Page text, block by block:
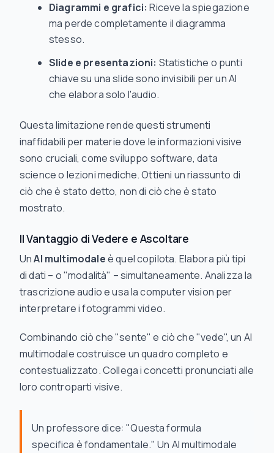
Diagrammi e grafici: Riceve la spiegazione
ma perde completamente il diagramma
stesso.
Slide e presentazioni: Statistiche o punti
chiave su una slide sono invisibili per un AI
che elabora solo l'audio.
Questa limitazione rende questi strumenti
inaffidabili per materie dove le informazioni visive
sono cruciali, come sviluppo software, data
science o lezioni mediche. Ottieni un riassunto di
ciò che è stato detto, non di ciò che èstato
mostrato.
Il Vantaggio di Vedere e Ascoltare
UnAI multimodaleè quel copilota. Elabora più tipi
di dati – o "modalità" – simultaneamente. Analizza la
trascrizione audio e usa la computer vision per
interpretare i fotogrammi video.
Combinando ciò che "sente" e ciò che "vede", un AI
multimodale costruisce un quadro completo e
contestualizzato. Collega i concetti pronunciati alle
loro controparti visive.
Un professore dice: "Questa formula
specifica è fondamentale." Un AI multimodale